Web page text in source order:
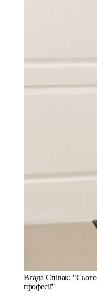
Влада Співак:
професії"